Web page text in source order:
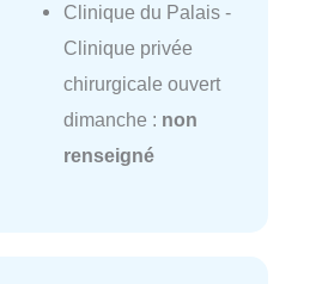
Clinique du Palais -
Clinique privée
chirurgicale ouvert
dimanche : non
renseigné